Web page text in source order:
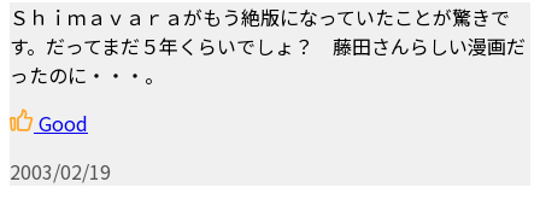
Ｓｈｉｍａｖａｒａがもう絶版になっていたことが驚きで
す。だってまだ５年くらいでしょ？ 藤田さんらしい漫画だ
ったのに・・・。
Good
2003/02/19